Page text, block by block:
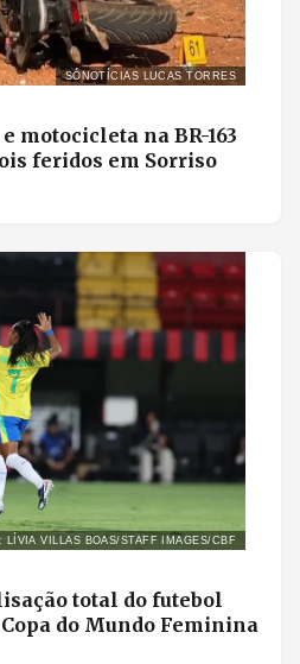
SÓNOTÍCIAS LUCAS TORRES
motocicleta na BR-163
feridos em Sorriso
LÍVIA VILLAS BOAS/STAFF IMAGES/CBF
total do futebol
do Mundo Feminina